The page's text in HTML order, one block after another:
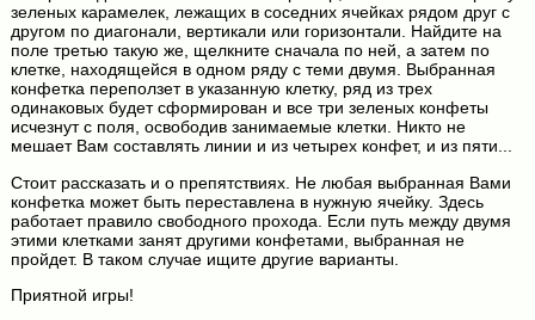
зеленых карамелек, лежащих в соседних ячейках рядом друг с
другом по диагонали, вертикали или горизонтали. Найдите на
поле третью такую же, щелкните сначала по ней, а затем по
клетке, находящейся в одном ряду с теми двумя. Выбранная
конфетка переползет в указанную клетку, ряд из трех
одинаковых будет сформирован и все три зеленых конфеты
исчезнут с поля, освободив занимаемые клетки. Никто не
мешает Вам составлять линии и из четырех конфет, и из пяти...
Стоит рассказать и о препятствиях. Не любая выбранная Вами
конфетка может быть переставлена в нужную ячейку. Здесь
работает правило свободного прохода. Если путь между двумя
этими клетками занят другими конфетами, выбранная не
пройдет. В таком случае ищите другие варианты.
Приятной игры!